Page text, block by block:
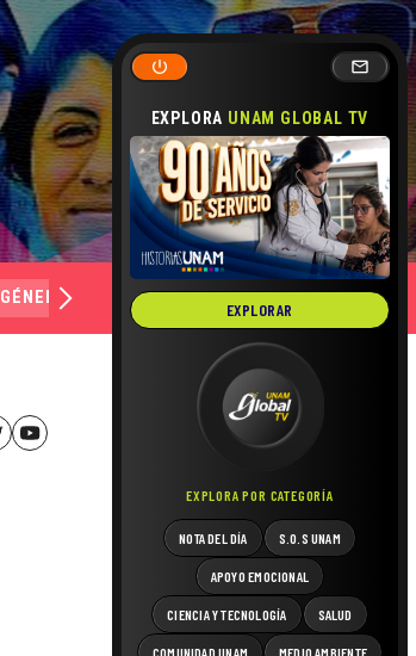
EXPLORA UNAM GLOBAL TV
EXPLORAR
EXPLORA POR CATEGORÍA
NOTA DEL DÍA S.O.S UNAM
APOYO EMOCIONAL
CIENCIA Y TECNOLOGÍA SALUD
GÉNERO Y SEXUALIDAD SALUD